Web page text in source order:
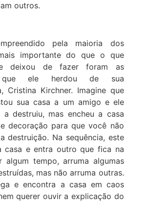
outros.
pela maioria dos
importante do que o que
deixou de fazer foram as
que ele herdou de sua
Cristina Kirchner. Imagine que
sua casa a um amigo e ele
a destruiu, mas encheu a casa
decoração para que você não
destruição. Na sequência, este
casa e entra outro que fica na
algum tempo, arruma algumas
mas não arruma outras.
e encontra a casa em caos
querer ouvir a explicação do